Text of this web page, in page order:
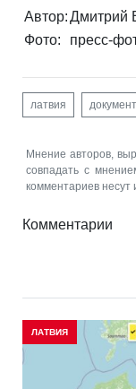
Автор:Дмитрий
Фото:
пресс-
латвия
Мнение авторов,
совпадать с
комментариев несут
Комментарии
ЛАТВИЯ